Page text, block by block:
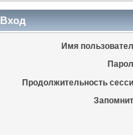
Вход
Имя
Продолжительность